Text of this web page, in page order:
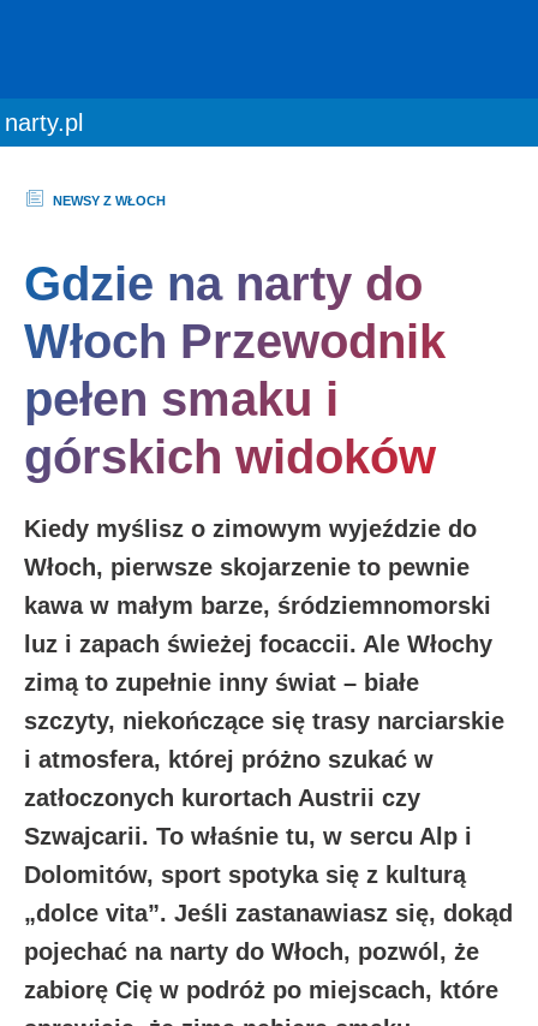
You are here:
narty.pl
NEWSY Z WŁOCH
Gdzie na narty do
Włoch Przewodnik
pełen smaku i
górskich widoków
Kiedy myślisz o zimowym wyjeździe do
Włoch, pierwsze skojarzenie to pewnie
kawa w małym barze, śródziemnomorski
luz i zapach świeżej focaccii. Ale Włochy
zimą to zupełnie inny świat – białe
szczyty, niekończące się trasy narciarskie
i atmosfera, której próżno szukać w
zatłoczonych kurortach Austrii czy
Szwajcarii. To właśnie tu, w sercu Alp i
Dolomitów, sport spotyka się z kulturą
„dolce vita”. Jeśli zastanawiasz się, dokąd
pojechać na narty do Włoch, pozwól, że
zabiorę Cię w podróż po miejscach, które